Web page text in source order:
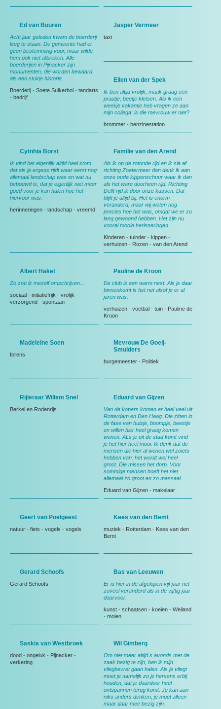
Ed van Buuren
Acht jaar geleden kwam de boerderij
leeg te staan. De gemeente had er
geen bestemming voor, maar wilde
hem ook niet afbreken. Alle
boerderijen in Pijnacker zijn
monumenten, die worden bewaard
als een stukje historie.
Boerderij - Soete Suikerbol - tandarts
- bedrijf
Jasper Vermeer
taxi
Ellen van der Spek
Ik ben altijd vrolijk, maak graag een
praatje; beetje kletsen. Als ik een
weekje vakantie heb vragen ze aan
mijn collega: is die mevrouw er niet?
brommer - benzinestation
Cytnhia Borst
Ik vind het eigenlijk altijd heel stom
dat als je ergens rijdt waar eerst nog
allemaal landschap was en wat nu
bebouwd is, dat je eigenlijk niet meer
goed voor je kan halen hoe het
hiervoor was.
herinneringen - landschap - vreemd
Familie van den Arend
Als ik op de rotonde rijd en ik sla af
richting Zoetermeer dan denk ik aan
onze oude kippenschuur waar ik dan
als het ware doorheen rijd. Richting
Delft rijd ik door onze kassen. Dat
blijft je altijd bij. Het is enorm
veranderd, maar wij weten nog
precies hoe het was, omdat we er zo
lang gewoond hebben. Het zijn nu
vooral mooie herinneringen.
Kinderen - tuinder - kippen -
verhuizen - Rozen - van den Arend
Albert Haket
Zo zou ik mezelf omschrijven...
sociaal - initiatiefrijk - vrolijk -
verzorgend - spontaan
Pauline de Kroon
De club is een warm nest. Als je daar
binnenkomt is het net alsof je er al
jaren was.
verhuizen - voetbal - tuin - Pauline de
Kroon
Madeleine Soen
forens
Mevrouw De Goeij-
Smulders
burgemeester - Politiek
Rijleraar Willem Snel
Berkel en Rodenrijs
Eduard van Gijzen
Van de kopers komen er heel veel uit
Rotterdam en Den Haag. Die zitten in
de fase van huisje, boompje, beestje
en willen hier heel graag komen
wonen. ALs je uit de stad komt vind
je het hier heel mooi. Ik denk dat de
mensen die hier al wonen wel zoiets
hebben van: het wordt wel heel
groot. Die missen het dorp. Voor
sommige mensen hoeft het niet
allemaal zo groot en zo massaal.
Eduard van Gijzen - makelaar
Geert van Poelgeest
natuur - fiets - vogels - vogels
Kees van den Bemt
muziek - Rotterdam - Kees van den
Bemt
Gerard Schoofs
Gerard Schoofs
Bas van Leeuwen
Er is hier in de afgelopen vijf jaar net
zoveel veranderd als in de vijftig jaar
daarvoor.
kunst - schaatsen - koeien - Weiland
- molen
Saskia van Westbroek
dood - ongeluk - Pijnacker -
verkering
Wil Gimberg
Om niet meer altijd s avonds met de
zaak bezig te zijn, ben ik mijn
vliegbevret gaan halen. Als je vliegt
moet je namelijk zo je hersens erbij
houden, dat je daardoor heel
ontspannen terug komt. Je kan aan
niks anders denken, je moet alleen
maar daar mee bezig zijn.